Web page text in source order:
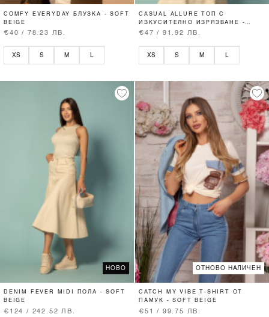
COMFY EVERYDAY БЛУЗКА - SOFT
BEIGE
€40 / 78.23 ЛВ.
XS S M L
CASUAL ALLURE ТОП С
ИЗКУСИТЕЛНО ИЗРЯЗВАНЕ -
SOFT BEIGE
€47 / 91.92 ЛВ.
XS S M L
НОВО
DENIM FEVER MIDI ПОЛА - SOFT
BEIGE
€124 / 242.52 ЛВ.
ОТНОВО НАЛИЧЕН
CATCH MY VIBE T-SHIRT ОТ
ПАМУК - SOFT BEIGE
€51 / 99.75 ЛВ.